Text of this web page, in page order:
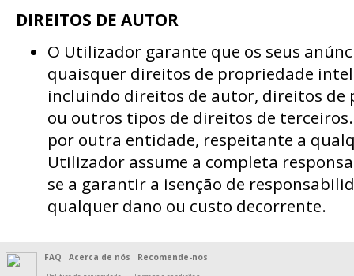
DIREITOS DE AUTOR
O Utilizador garante que os seus
quaisquer direitos de propriedade
incluindo direitos de autor, direitos
ou outros tipos de direitos de
por outra entidade, respeitante a
Utilizador assume a completa
se a garantir a isenção de
qualquer dano ou custo decorrente.
FAQ Acerca de nós Recomende-nos